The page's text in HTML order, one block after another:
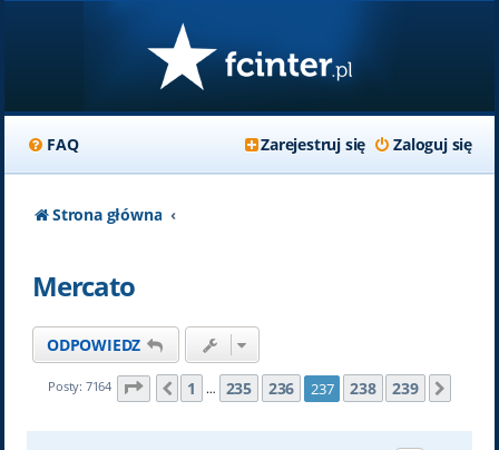
FAQ Zaloguj się
Zarejestruj się
Strona główna
Mercato
ODPOWIEDZ
Posty: 7164 Strona 237 z239
Poprzednia
1 … 235 236 237 238 239